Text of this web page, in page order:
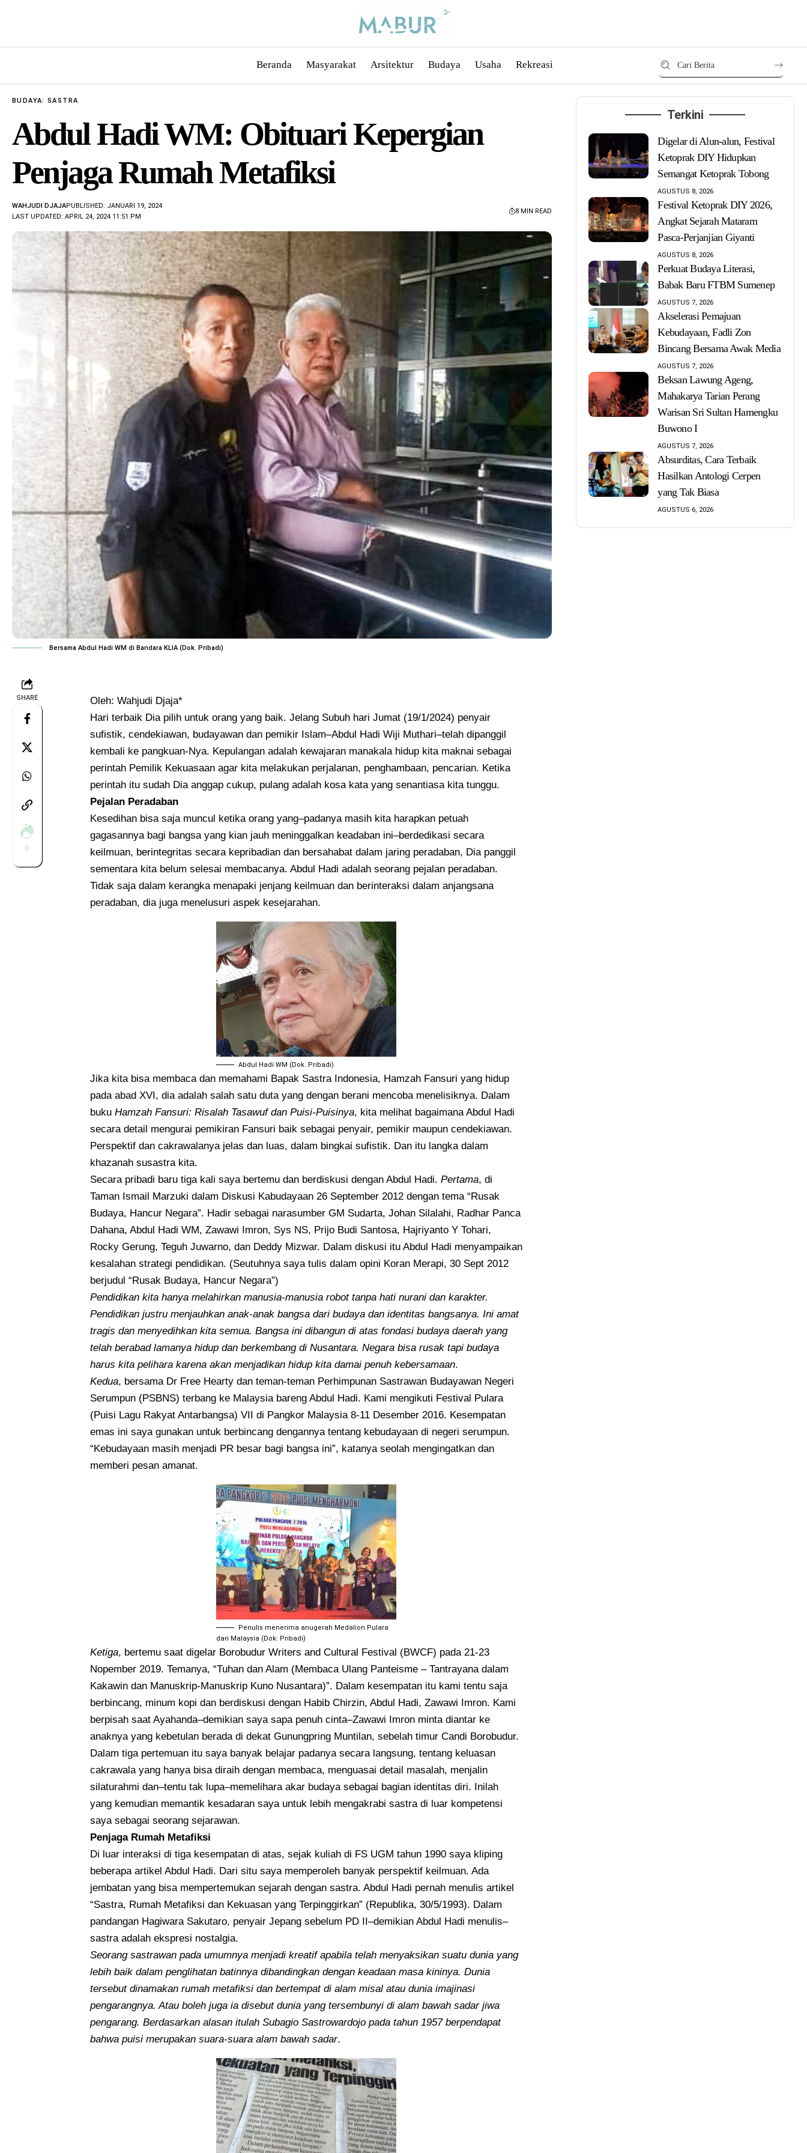
Beranda Masyarakat Arsitektur Budaya Usaha Rekreasi
BUDAYA SASTRA
Abdul Hadi WM: Obituari Kepergian
Penjaga Rumah Metafiksi
LAST UPDATED: APRIL 24, 2024 11:51 PM
WAHJUDI DJAJAPUBLISHED: JANUARI 19, 2024
8 MIN READ
Bersama Abdul Hadi WM di Bandara KLIA (Dok. Pribadi)
SHARE
0
Oleh: Wahjudi Djaja*
Hari terbaik Dia pilih untuk orang yang baik. Jelang Subuh hari Jumat (19/1/2024) penyair
sufistik, cendekiawan, budayawan dan pemikir Islam–Abdul Hadi Wiji Muthari–telah dipanggil
kembali ke pangkuan-Nya. Kepulangan adalah kewajaran manakala hidup kita maknai sebagai
perintah Pemilik Kekuasaan agar kita melakukan perjalanan, penghambaan, pencarian. Ketika
perintah itu sudah Dia anggap cukup, pulang adalah kosa kata yang senantiasa kita tunggu.
Pejalan Peradaban
Kesedihan bisa saja muncul ketika orang yang–padanya masih kita harapkan petuah
gagasannya bagi bangsa yang kian jauh meninggalkan keadaban ini–berdedikasi secara
keilmuan, berintegritas secara kepribadian dan bersahabat dalam jaring peradaban, Dia panggil
sementara kita belum selesai membacanya. Abdul Hadi adalah seorang pejalan peradaban.
Tidak saja dalam kerangka menapaki jenjang keilmuan dan berinteraksi dalam anjangsana
peradaban, dia juga menelusuri aspek kesejarahan.
Abdul Hadi WM (Dok. Pribadi)
Jika kita bisa membaca dan memahami Bapak Sastra Indonesia, Hamzah Fansuri yang hidup
pada abad XVI, dia adalah salah satu duta yang dengan berani mencoba menelisiknya. Dalam
buku Hamzah Fansuri: Risalah Tasawuf dan Puisi-Puisinya, kita melihat bagaimana Abdul Hadi
secara detail mengurai pemikiran Fansuri baik sebagai penyair, pemikir maupun cendekiawan.
Perspektif dan cakrawalanya jelas dan luas, dalam bingkai sufistik. Dan itu langka dalam
khazanah susastra kita.
Secara pribadi baru tiga kali saya bertemu dan berdiskusi dengan Abdul Hadi. Pertama, di
Taman Ismail Marzuki dalam Diskusi Kabudayaan 26 September 2012 dengan tema “Rusak
Budaya, Hancur Negara”. Hadir sebagai narasumber GM Sudarta, Johan Silalahi, Radhar Panca
Dahana, Abdul Hadi WM, Zawawi Imron, Sys NS, Prijo Budi Santosa, Hajriyanto Y Tohari,
Rocky Gerung, Teguh Juwarno, dan Deddy Mizwar. Dalam diskusi itu Abdul Hadi menyampaikan
kesalahan strategi pendidikan. (Seutuhnya saya tulis dalam opini Koran Merapi, 30 Sept 2012
berjudul “Rusak Budaya, Hancur Negara”)
Pendidikan kita hanya melahirkan manusia-manusia robot tanpa hati nurani dan karakter.
Pendidikan justru menjauhkan anak-anak bangsa dari budaya dan identitas bangsanya. Ini amat
tragis dan menyedihkan kita semua. Bangsa ini dibangun di atas fondasi budaya daerah yang
telah berabad lamanya hidup dan berkembang di Nusantara. Negara bisa rusak tapi budaya
harus kita pelihara karena akan menjadikan hidup kita damai penuh kebersamaan.
Kedua, bersama Dr Free Hearty dan teman-teman Perhimpunan Sastrawan Budayawan Negeri
Serumpun (PSBNS) terbang ke Malaysia bareng Abdul Hadi. Kami mengikuti Festival Pulara
(Puisi Lagu Rakyat Antarbangsa) VII di Pangkor Malaysia 8-11 Desember 2016. Kesempatan
emas ini saya gunakan untuk berbincang dengannya tentang kebudayaan di negeri serumpun.
“Kebudayaan masih menjadi PR besar bagi bangsa ini”, katanya seolah mengingatkan dan
memberi pesan amanat.
Penulis menerima anugerah Medalion Pulara
dari Malaysia (Dok: Pribadi)
Ketiga, bertemu saat digelar Borobudur Writers and Cultural Festival (BWCF) pada 21-23
Nopember 2019. Temanya, “Tuhan dan Alam (Membaca Ulang Panteisme – Tantrayana dalam
Kakawin dan Manuskrip-Manuskrip Kuno Nusantara)”. Dalam kesempatan itu kami tentu saja
berbincang, minum kopi dan berdiskusi dengan Habib Chirzin, Abdul Hadi, Zawawi Imron. Kami
berpisah saat Ayahanda–demikian saya sapa penuh cinta–Zawawi Imron minta diantar ke
anaknya yang kebetulan berada di dekat Gunungpring Muntilan, sebelah timur Candi Borobudur.
Dalam tiga pertemuan itu saya banyak belajar padanya secara langsung, tentang keluasan
cakrawala yang hanya bisa diraih dengan membaca, menguasai detail masalah, menjalin
silaturahmi dan–tentu tak lupa–memelihara akar budaya sebagai bagian identitas diri. Inilah
yang kemudian memantik kesadaran saya untuk lebih mengakrabi sastra di luar kompetensi
saya sebagai seorang sejarawan.
Penjaga Rumah Metafiksi
Di luar interaksi di tiga kesempatan di atas, sejak kuliah di FS UGM tahun 1990 saya kliping
beberapa artikel Abdul Hadi. Dari situ saya memperoleh banyak perspektif keilmuan. Ada
jembatan yang bisa mempertemukan sejarah dengan sastra. Abdul Hadi pernah menulis artikel
“Sastra, Rumah Metafiksi dan Kekuasan yang Terpinggirkan” (Republika, 30/5/1993). Dalam
pandangan Hagiwara Sakutaro, penyair Jepang sebelum PD II–demikian Abdul Hadi menulis–
sastra adalah ekspresi nostalgia.
Seorang sastrawan pada umumnya menjadi kreatif apabila telah menyaksikan suatu dunia yang
lebih baik dalam penglihatan batinnya dibandingkan dengan keadaan masa kininya. Dunia
tersebut dinamakan rumah metafiksi dan bertempat di alam misal atau dunia imajinasi
pengarangnya. Atau boleh juga ia disebut dunia yang tersembunyi di alam bawah sadar jiwa
pengarang. Berdasarkan alasan itulah Subagio Sastrowardojo pada tahun 1957 berpendapat
bahwa puisi merupakan suara-suara alam bawah sadar.
Terkini
Digelar di Alun-alun, Festival
Ketoprak DIY Hidupkan
Semangat Ketoprak Tobong
AGUSTUS 8, 2026
Festival Ketoprak DIY 2026,
Angkat Sejarah Mataram
Pasca-Perjanjian Giyanti
AGUSTUS 8, 2026
Perkuat Budaya Literasi,
Babak Baru FTBM Sumenep
AGUSTUS 7, 2026
Akselerasi Pemajuan
Kebudayaan, Fadli Zon
Bincang Bersama Awak Media
AGUSTUS 7, 2026
Beksan Lawung Ageng,
Mahakarya Tarian Perang
Warisan Sri Sultan Hamengku
Buwono I
AGUSTUS 7, 2026
Absurditas, Cara Terbaik
Hasilkan Antologi Cerpen
yang Tak Biasa
AGUSTUS 6, 2026